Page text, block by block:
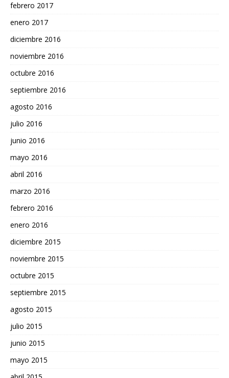
febrero 2017
enero 2017
diciembre 2016
noviembre 2016
octubre 2016
septiembre 2016
agosto 2016
julio 2016
junio 2016
mayo 2016
abril 2016
marzo 2016
febrero 2016
enero 2016
diciembre 2015
noviembre 2015
octubre 2015
septiembre 2015
agosto 2015
julio 2015
junio 2015
mayo 2015